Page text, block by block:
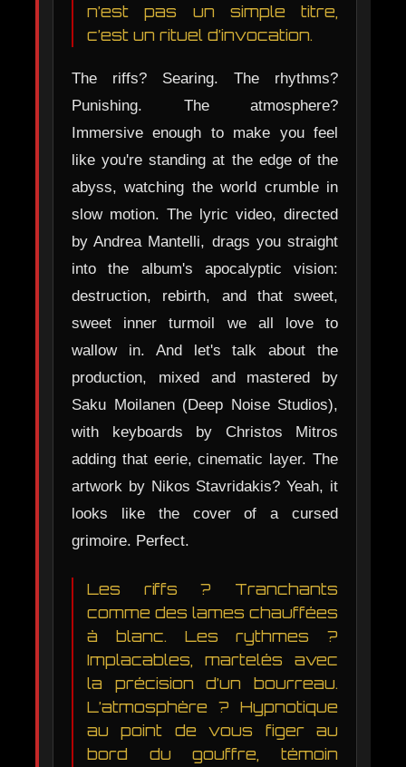
n’est pas un simple titre,
c’est un rituel d’invocation.
The riffs? Searing. The rhythms?
Punishing. The atmosphere?
Immersive enough to make you feel
like you're standing at the edge of the
abyss, watching the world crumble in
slow motion. The lyric video, directed
by Andrea Mantelli, drags you straight
into the album's apocalyptic vision:
destruction, rebirth, and that sweet,
sweet inner turmoil we all love to
wallow in. And let's talk about the
production, mixed and mastered by
Saku Moilanen (Deep Noise Studios),
with keyboards by Christos Mitros
adding that eerie, cinematic layer. The
artwork by Nikos Stavridakis? Yeah, it
looks like the cover of a cursed
grimoire. Perfect.
Les riffs ? Tranchants
comme des lames chauffées
à blanc. Les rythmes ?
Implacables, martelés avec
la précision d’un bourreau.
L’atmosphère ? Hypnotique
au point de vous figer au
bord du gouffre, témoin